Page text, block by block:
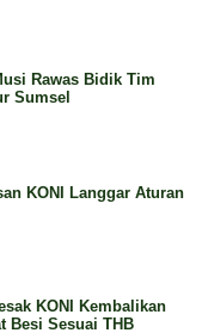
Rawas Bidik Tim
Sumsel
KONI Langgar Aturan
KONI Kembalikan
Besi Sesuai THB